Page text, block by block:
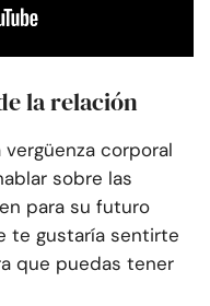
la relación
corporal
sobre las
para su futuro
te gustaría sentirte
que puedas tener